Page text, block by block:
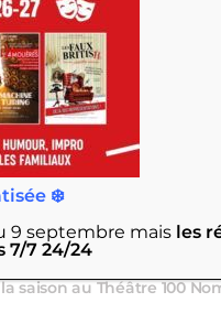
330 places confortables,
accessible
familiaux, d’humour ou
saison au Théâtre 100
❄️
9 septembre maisles
7/7 24/24